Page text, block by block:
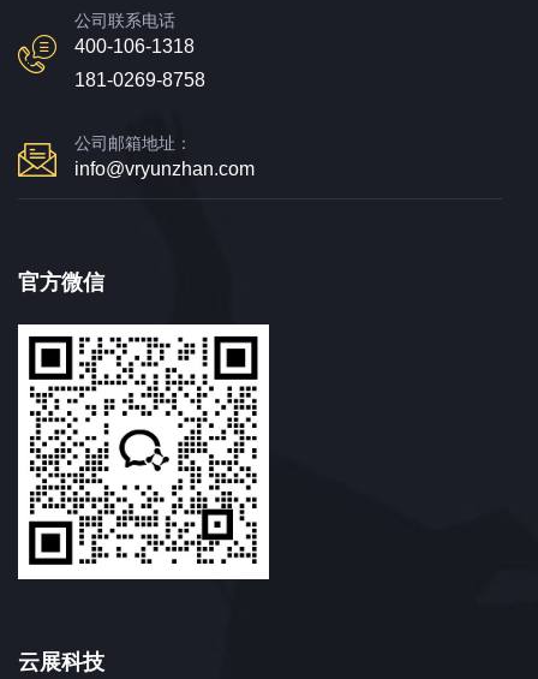
公司联系电话
400-106-1318
181-0269-8758
公司邮箱地址：
info@vryunzhan.com
官方微信
云展科技